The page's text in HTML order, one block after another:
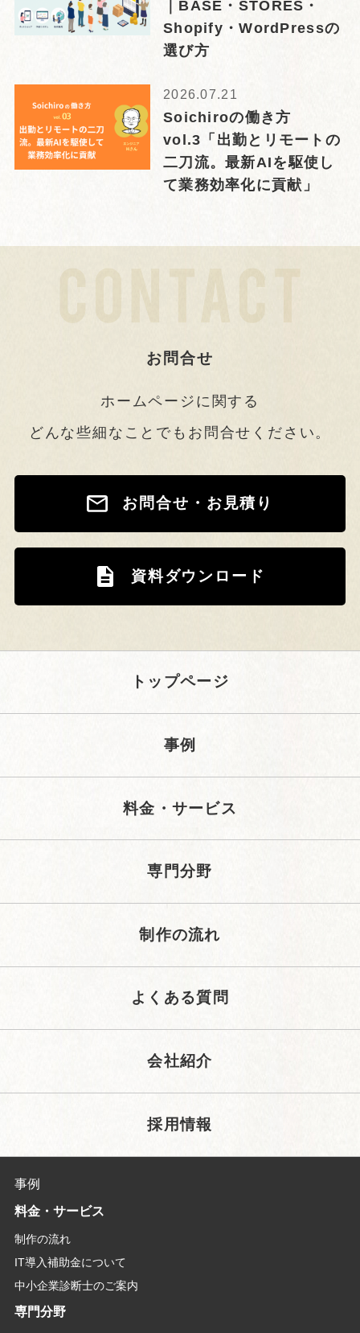
｜BASE・STORES・
Shopify・WordPressの
選び方
2026.07.21
Soichiroの働き方
vol.3「出勤とリモートの
二刀流。最新AIを駆使し
て業務効率化に貢献」
お問合せ
ホームページに関する
どんな些細なことでもお問合せください。
お問合せ・お見積り
資料ダウンロード
トップページ
事例
料金・サービス
専門分野
制作の流れ
よくある質問
会社紹介
採用情報
事例
料金・サービス
制作の流れ
IT導入補助金について
中小企業診断士のご案内
専門分野